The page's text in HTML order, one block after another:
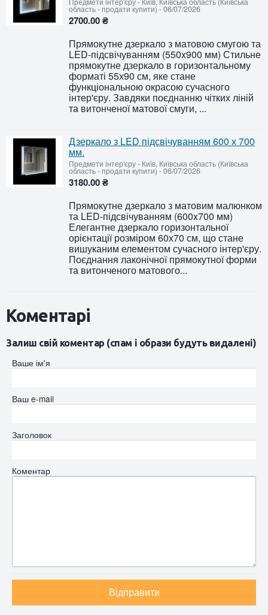
область - продати купити)-06/07/2026
2700.00 ₴
Прямокутне дзеркало з матовою смугою та
LED-підсвічуванням (550x900 мм) Стильне
прямокутне дзеркало в горизонтальному
форматі 55х90 см, яке стане
функціональною окрасою сучасного
інтер'єру. Завдяки поєднанню чітких ліній
та витонченої матової смуги, ...
Дзеркало з LED підсвічуванням 600 х 700
мм.
Предмети інтер'єру- Київ, Київська область (Київська
область - продати купити)-06/07/2026
3180.00 ₴
Прямокутне дзеркало з матовим малюнком
та LED-підсвічуванням (600x700 мм)
Елегантне дзеркало горизонтальної
орієнтації розміром 60х70 см, що стане
вишуканим елементом сучасного інтер'єру.
Поєднання лаконічної прямокутної форми
та витонченого матового...
Коментарі
Залиш свій коментар (спам і образи будуть видалені)
Ваше ім'я
Ваш e-mail
Заголовок
Коментар
Відправити